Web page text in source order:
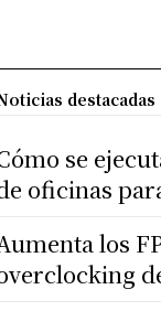
destacadas
se
oficinas
los